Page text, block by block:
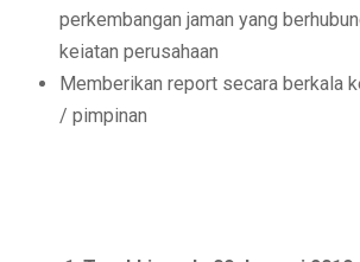
perkembangan jaman yang
keiatan perusahaan
Memberikan report secara berkala
/ pimpinan